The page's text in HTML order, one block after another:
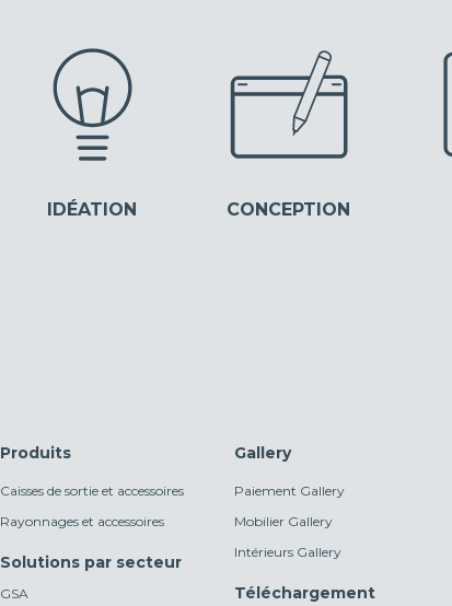
IDÉATION CONCEPTION
Produits
Caisses de sortie et accessoires
Rayonnages et accessoires
Solutions par secteur
GSA
Gallery
Paiement Gallery
Mobilier Gallery
Intérieurs Gallery
Téléchargement